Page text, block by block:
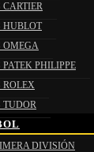
CARTIER
HUBLOT
OMEGA
PATEK PHILIPPE
ROLEX
TUDOR
DIVISIÓN